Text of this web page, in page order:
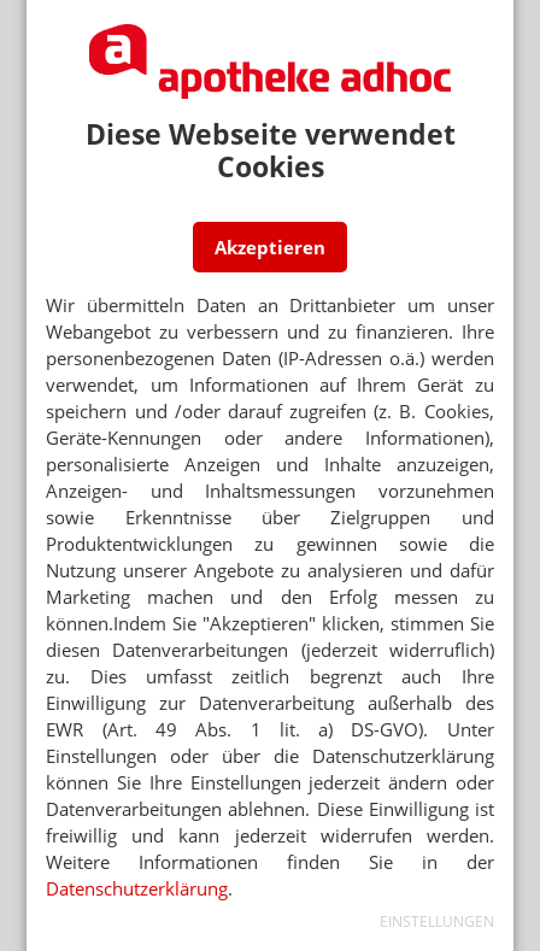
Diese Webseite verwendet
Cookies
Akzeptieren
Wir übermitteln Daten an Drittanbieter um unser
Webangebot zu verbessern und zu finanzieren. Ihre
personenbezogenen Daten (IP-Adressen o.ä.) werden
verwendet, um Informationen auf Ihrem Gerät zu
speichern und /oder darauf zugreifen (z. B. Cookies,
Geräte-Kennungen oder andere Informationen),
personalisierte Anzeigen und Inhalte anzuzeigen,
Anzeigen- und Inhaltsmessungen vorzunehmen
sowie Erkenntnisse über Zielgruppen und
Produktentwicklungen zu gewinnen sowie die
Nutzung unserer Angebote zu analysieren und dafür
Marketing machen und den Erfolg messen zu
können.Indem Sie "Akzeptieren" klicken, stimmen Sie
diesen Datenverarbeitungen (jederzeit widerruflich)
zu. Dies umfasst zeitlich begrenzt auch Ihre
Einwilligung zur Datenverarbeitung außerhalb des
EWR (Art. 49 Abs. 1 lit. a) DS-GVO). Unter
Einstellungen oder über die Datenschutzerklärung
können Sie Ihre Einstellungen jederzeit ändern oder
Datenverarbeitungen ablehnen. Diese Einwilligung ist
freiwillig und kann jederzeit widerrufen werden.
Weitere Informationen finden Sie in der
Datenschutzerklärung.
EINSTELLUNGEN
GROSSHANDELSKONDITIONEN
Gericht: Skonto kann tödlich sein
SKONTO-PROZESS
Wettbewerbszentrale verteidigt Rabattsperre
INTERVIEW CHRISTIANE KÖBER
(WETTBEWERBSZENTRALE)
„Skonti sind eine offene Rechtsfrage“
SKONTO-PROZESS
„Schwache Apotheken sind auf Skonto
angewiesen“
Neuere Artikel zum Thema
GROSSHANDELSKONDITIONEN
Skonto bleibt zulässig
GROSSHANDELSKONDITIONEN
Alles, was Sie zum Skonto-Prozess wissen
müssen
NACHTDIENSTGEDANKEN
Alles Skonto – oder was?
APORETRO
Skonto-Spaghetti-Connection
KOMMENTAR
Im Zweifel vertagt
SKONTO-PROZESS
Kohl will Galgenfrist nutzen